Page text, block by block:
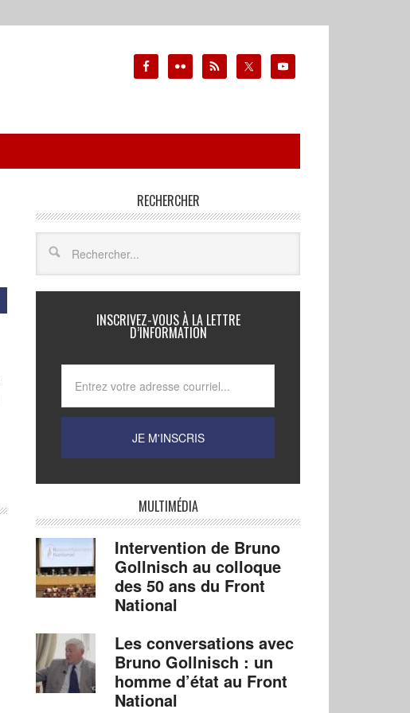
RECHERCHER
INSCRIVEZ-VOUS À LA LETTRE
D’INFORMATION
MULTIMÉDIA
Intervention de Bruno
Gollnisch au colloque
des 50 ans du Front
National
Les conversations avec
Bruno Gollnisch : un
homme d’état au Front
National